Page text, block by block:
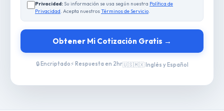
Privacidad: Su información se usa según nuestra Política de
Privacidad. Acepta nuestrosTérminos de Servicio.
Obtener Mi Cotización Gratis →
🔒 Encriptado⚡ Respuesta en 2hr🇺🇸🇲🇽 Inglés y Español